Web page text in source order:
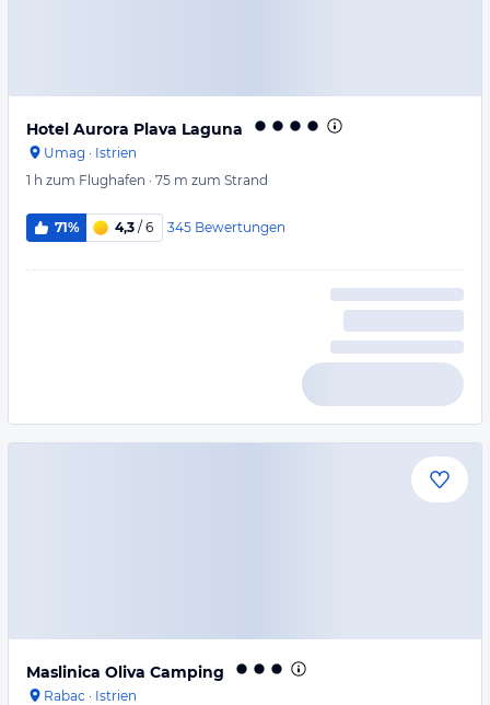
Hotel Aurora Plava Laguna
Umag · Istrien
1 h zum Flughafen · 75 m zum Strand
71% 4,3 / 6 345 Bewertungen
Maslinica Oliva Camping
Rabac · Istrien